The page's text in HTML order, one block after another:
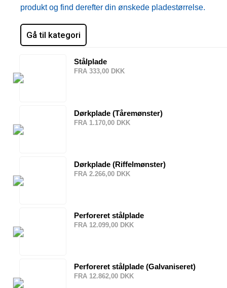
produkt og find derefter din ønskede pladestørrelse.
Gå til kategori
Stålplade
FRA 333,00 DKK
Dørkplade (Tåremønster)
FRA 1.170,00 DKK
Dørkplade (Riffelmønster)
FRA 2.266,00 DKK
Perforeret stålplade
FRA 12.099,00 DKK
Perforeret stålplade (Galvaniseret)
FRA 12.862,00 DKK